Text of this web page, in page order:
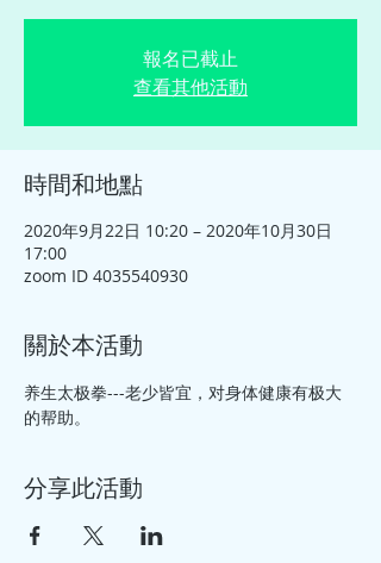
報名已截止
查看其他活動
時間和地點
2020年9月22日 10:20 – 2020年10月30日
17:00
zoom ID 4035540930
關於本活動
养生太极拳---老少皆宜，对身体健康有极大
的帮助。
分享此活動